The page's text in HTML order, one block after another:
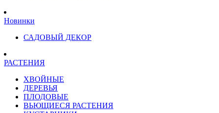
Новинки
САДОВЫЙ ДЕКОР
РАСТЕНИЯ
ХВОЙНЫЕ
ДЕРЕВЬЯ
ПЛОДОВЫЕ
ВЬЮЩИЕСЯ РАСТЕНИЯ